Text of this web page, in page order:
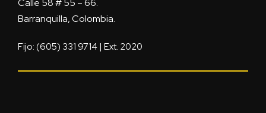
Calle 58 # 55 – 66.
Barranquilla, Colombia.
Fijo: (605) 331 9714 | Ext. 2020